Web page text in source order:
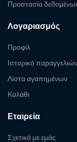
Προστασία
Λογαριασμός
Προφίλ
Ιστορικό παραγγελιών
Λίστα αγαπημένων
Καλάθι
Εταιρεία
Σχετικά με εμάς